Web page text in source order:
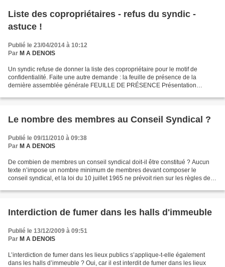
Liste des copropriétaires - refus du syndic -
astuce !
Publié le 23/04/2014 à 10:12
Par M A DENOIS
Un syndic refuse de donner la liste des copropriétaire pour le motif de
confidentialité. Faite une autre demande : la feuille de présence de la
dernière assemblée générale FEUILLE DE PRÉSENCE Présentation
Le nombre des membres au Conseil Syndical ?
Publié le 09/11/2010 à 09:38
Par M A DENOIS
De combien de membres un conseil syndical doit-il être constitué ? Aucun
texte n’impose un nombre minimum de membres devant composer le
conseil syndical, et la loi du 10 juillet 1965 ne prévoit rien sur les règles de
Interdiction de fumer dans les halls d'immeuble
Publié le 13/12/2009 à 09:51
Par M A DENOIS
L’interdiction de fumer dans les lieux publics s’applique-t-elle également
dans les halls d’immeuble ? Oui, car il est interdit de fumer dans les lieux